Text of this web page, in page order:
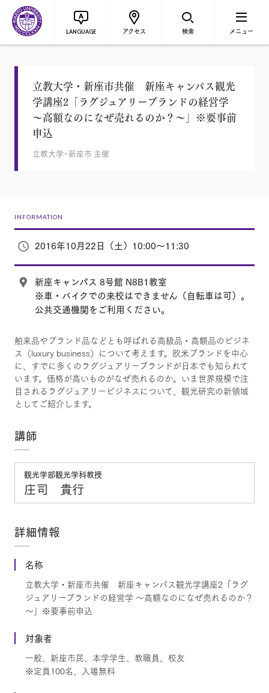
LANGUAGE アクセス 検索 メニュー
立教大学・新座市共催 新座キャンパス観光
学講座2「ラグジュアリーブランドの経営学
～高額なのになぜ売れるのか？～」※要事前
申込
立教大学・新座市 主催
INFORMATION
2016年10月22日（土）10:00～11:30
新座キャンパス 8号館 N8B1教室
※車・バイクでの来校はできません（自転車は可）。
公共交通機関をご利用ください。
舶来品やブランド品などとも呼ばれる高級品・高額品のビジネ
ス（luxury business）について考えます。欧米ブランドを中心
に、すでに多くのラグジュアリーブランドが日本でも知られて
います。価格が高いものがなぜ売れるのか。いま世界規模で注
目されるラグジュアリービジネスについて、観光研究の新領域
としてご紹介します。
講師
観光学部観光学科教授
庄司 貴行
詳細情報
名称
立教大学・新座市共催 新座キャンパス観光学講座2「ラグ
ジュアリーブランドの経営学 ～高額なのになぜ売れるのか？
～」※要事前申込
対象者
一般、新座市民、本学学生、教職員、校友
※定員100名、入場無料